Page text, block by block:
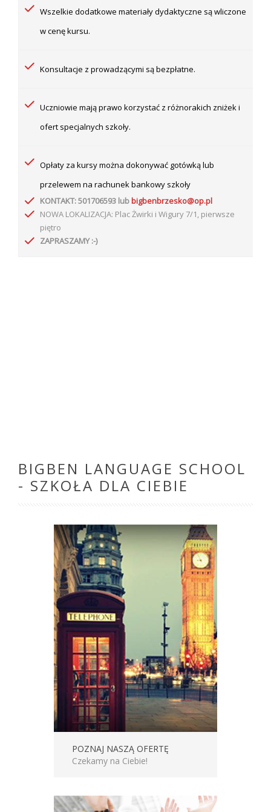
Wszelkie dodatkowe materiały dydaktyczne są wliczone
w cenę kursu.
Konsultacje z prowadzącymi są bezpłatne.
Uczniowie mają prawo korzystać z różnorakich zniżek i
ofert specjalnych szkoły.
Opłaty za kursy można dokonywać gotówką lub
przelewem na rachunekbankowy szkoły
KONTAKT: 501706593 lubbigbenbrzesko@op.pl
NOWA LOKALIZACJA: Plac Żwirki i Wigury 7/1, pierwsze
piętro
ZAPRASZAMY :-)
BIGBEN LANGUAGE SCHOOL
- SZKOŁA DLA CIEBIE
POZNAJ NASZĄ OFERTĘ
Czekamy na Ciebie!